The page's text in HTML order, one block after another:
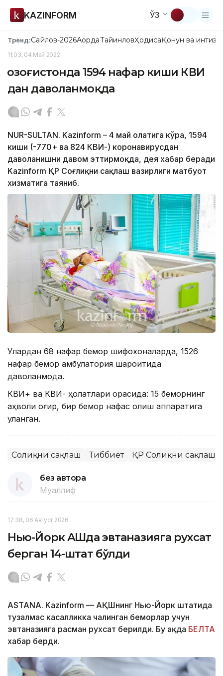
KAZINFORM ЎЗ
Тренд:Сайлов-2026АқордаТайинловҲодисаҚонун ва
11:03, 04 Май 2022
Қозоғистонда 1594 нафар киши КВИ
дан даволанмоқда
NUR-SULTAN. Kazinform – 4 май ҳолатига кўра, 1594
киши (-770+ ва 824 КВИ-) коронавирусдан
даволанишни давом эттирмоқда, дея хабар беради
Kazinform ҚР Соғлиқни сақлаш вазирлиги матбуот
хизматига таяниб.
Улардан 68 нафар бемор шифохоналарда, 1526
нафар бемор амбулатория шароитида
даволанмоқда.
КВИ+ ва КВИ- ҳолатлари орасида: 15 беморнинг
аҳволи оғир, бир бемор нафас олиш аппаратига
уланган.
Соғлиқни сақлаш Тиббиёт ҚР Соғлиқни сақлаш
без автора
Муаллиф
17:38, 06 Август 2026
Нью-Йорк АҚШда эвтаназияга рухсат
берган 14-штат бўлди
ASTANA. Kazinform — АҚШнинг Нью-Йорк штатида
тузалмас касалликка чалинган беморлар учун
эвтаназияга расман рухсат берилди. Бу ҳақда БЕЛТА
хабар берди.